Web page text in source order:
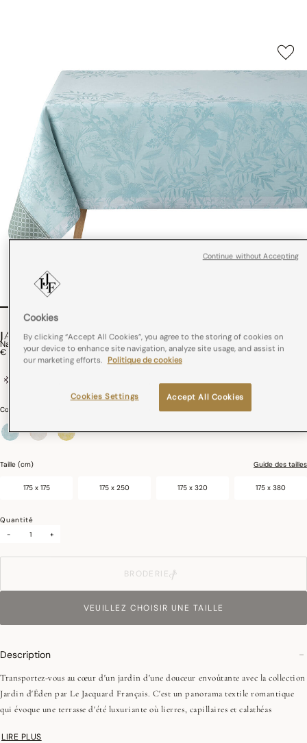
JARDIN D'EDEN
Nappe Jardin D'Eden Coton
€ 189,00
Couleurs :
Taille (cm) Guide des tailles
175 x 175 175 x 250 175 x 320 175 x 380
Quantité
-
+
BRODERIE
VEUILLEZ CHOISIR UNE TAILLE
Description
Transportez-vous au cœur d'un jardin d'une douceur envoûtante avec la collection
Jardin d'Éden par Le Jacquard Français. C'est un panorama textile romantique
qui évoque une terrasse d'été luxuriante où lierres, capillaires et calathéas
LIRE PLUS
Cookies
By clicking “Accept All Cookies”, you agree to the storing of cookies on
your device to enhance site navigation, analyze site usage, and assist in
our marketing efforts. Politique de cookies
Accept All Cookies
Cookies Settings
Continue without Accepting